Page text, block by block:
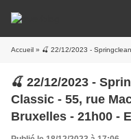
Accueil » 🍒 22/12/2023 - Springclean /Pop rock/ @ Rock
🍒 22/12/2023 -
Classic - 55, rue
Bruxelles - 21h00 -
entrance